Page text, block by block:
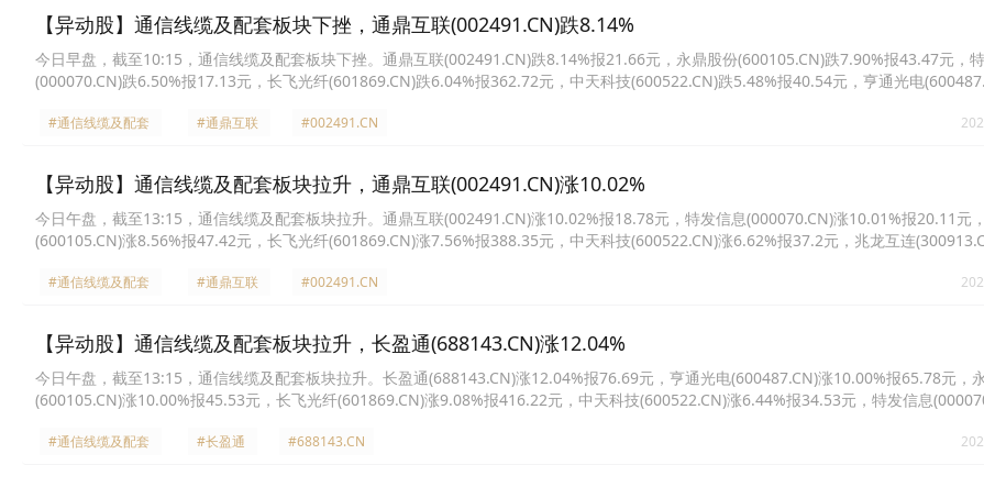
【异动股】通信线缆及配套板块下挫，通鼎互联(002491.CN)跌8.14%
今日早盘，截至10:15，通信线缆及配套板块下挫。通鼎互联(002491.CN)跌8.14%报21.66元，永鼎股份(600105.CN)跌7.90%报43.47元，
(000070.CN)跌6.50%报17.13元，长飞光纤(601869.CN)跌6.04%报362.72元，中天科技(600522.CN)跌5.48%报40.54元，亨通光电
#通信线缆及配套 #通鼎互联 #002491.CN
【异动股】通信线缆及配套板块拉升，通鼎互联(002491.CN)涨10.02%
今日午盘，截至13:15，通信线缆及配套板块拉升。通鼎互联(002491.CN)涨10.02%报18.78元，特发信息(000070.CN)涨10.01%报20.11元
(600105.CN)涨8.56%报47.42元，长飞光纤(601869.CN)涨7.56%报388.35元，中天科技(600522.CN)涨6.62%报37.2元，兆龙互连
#通信线缆及配套 #通鼎互联 #002491.CN
【异动股】通信线缆及配套板块拉升，长盈通(688143.CN)涨12.04%
今日午盘，截至13:15，通信线缆及配套板块拉升。长盈通(688143.CN)涨12.04%报76.69元，亨通光电(600487.CN)涨10.00%报65.78元，
(600105.CN)涨10.00%报45.53元，长飞光纤(601869.CN)涨9.08%报416.22元，中天科技(600522.CN)涨6.44%报34.53元，特发信息
#通信线缆及配套 #长盈通 #688143.CN